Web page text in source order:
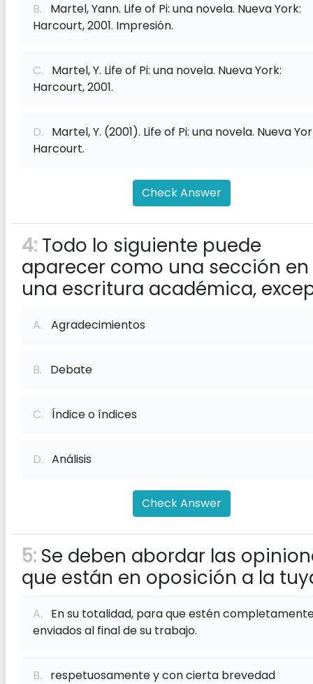
B. Martel, Yann. Life of Pi: una novela. Nueva York:
Harcourt, 2001. Impresión.
C. Martel, Y. Life of Pi: una novela. Nueva York:
Harcourt, 2001.
D. Martel, Y. (2001). Life of Pi: una novela. Nueva
Harcourt.
Check Answer
4: Todo lo siguiente puede
aparecer como una sección en
una escritura académica,
A. Agradecimientos
B. Debate
C. Índice o índices
D. Análisis
Check Answer
5: Se deben abordar las
que están en oposición a la
A. En su totalidad, para que estén
enviados al final de su trabajo.
B. respetuosamente y con cierta brevedad